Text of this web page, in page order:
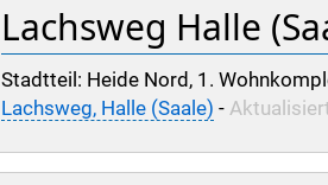
Lachsweg Halle
Stadtteil: Heide Nord, 1.
Lachsweg, Halle (Saale) -